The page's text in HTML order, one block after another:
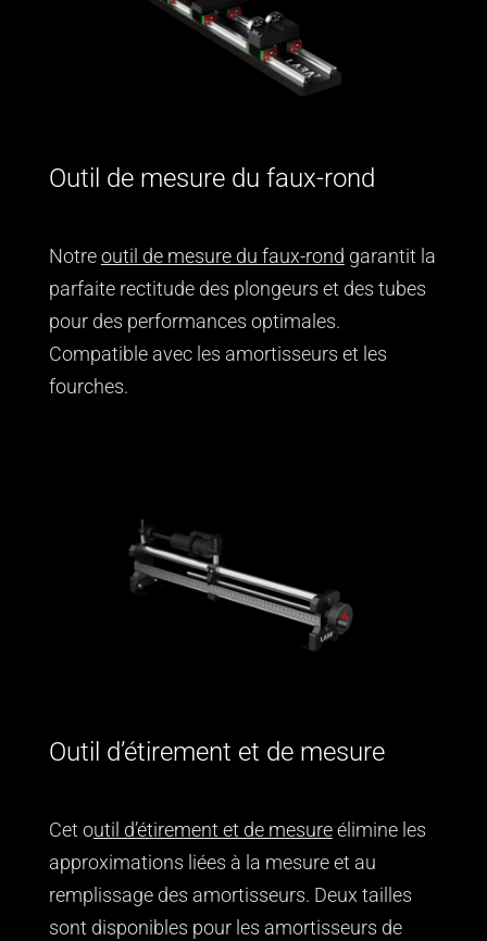
Outil de mesure du faux-rond
Notreoutil de mesure du faux-rond garantit la
parfaite rectitude des plongeurs et des tubes
pour des performances optimales.
Compatible avec les amortisseurs et les
fourches.
Outil d’étirement et de mesure
Cet outil d’étirement et de mesureélimine les
approximations liées à la mesure et au
remplissage des amortisseurs. Deux tailles
sont disponibles pour les amortisseurs de